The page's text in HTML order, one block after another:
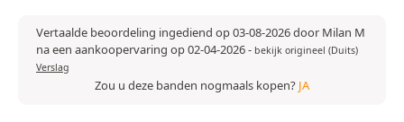
Vertaalde beoordeling ingediend op 03-08-2026 door Milan M
na een aankoopervaring op 02-04-2026- bekijk origineel (Duits)
Verslag
Zou u deze banden nogmaals kopen? JA